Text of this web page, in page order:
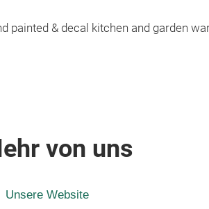
painted & decal kitchen and garden
von uns
Unsere Website